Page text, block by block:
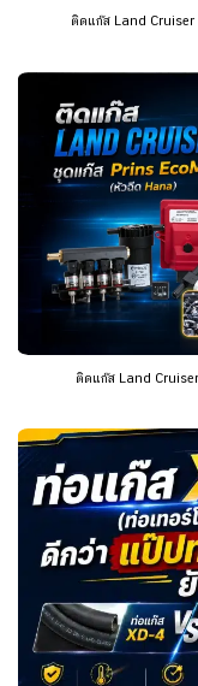
ติดแก๊ส Land
ติดแก๊ส Land